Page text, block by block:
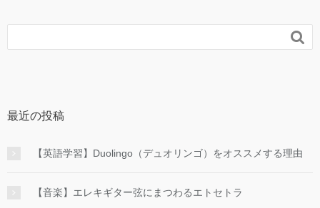

最近の投稿
【英語学習】Duolingo（デュオリンゴ）をオススメする理由
【音楽】エレキギター弦にまつわるエトセトラ